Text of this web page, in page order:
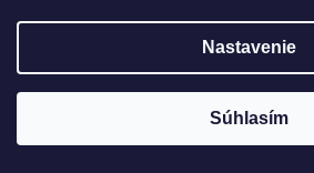
Nastavenie
Súhlasím
Akce
Kód: